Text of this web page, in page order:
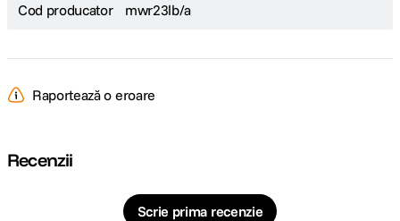
Cod producator mwr23lb/a
Raportează o eroare
Recenzii
Scrie prima recenzie